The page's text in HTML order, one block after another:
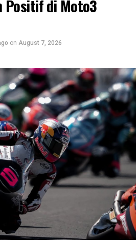
modern langsung terasa
yang menyajikan informasi
dan mudah dibaca. Sistem
mengandalkan
lampu
tangki bahan bakar 19
231 kg
menegaskan karakter
siap menempuh perjalanan
Positif di Moto3
on August 7, 2026